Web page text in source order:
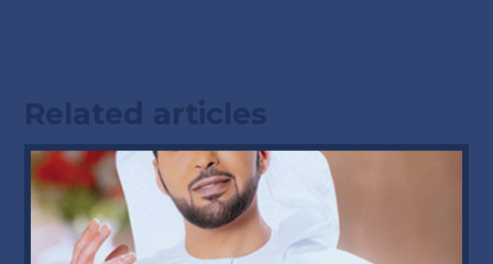
Related articles